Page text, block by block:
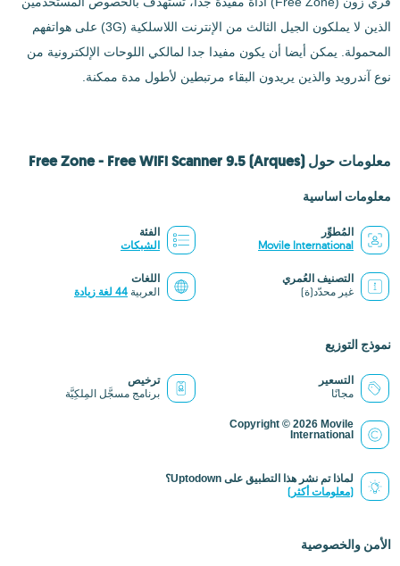
الذين لا يملكون الجيل الثالث من الإنترنت اللاسلكية (3G) على هواتفهم
المحمولة. يمكن أيضا أن يكون مفيدا جدا لمالكي اللوحات الإلكترونية من
نوع آندرويد والذين يريدون البقاء مرتبطين لأطول مدة ممكنة.
معلومات حول Free Zone - Free WiFi Scanner 9.5 (Arques)
معلومات اساسية
المُطوِّر
Movile International
الفئة
الشبكات
التصنيف العُمري
غير محدّد(ة)
اللغات
العربية 44 لغة زيادة
نموذج التوزيع
التسعير
مجانًا
ترخيص
برنامج مسجَّل المِلكِيَّة
Copyright © 2026 Movile
International
لماذا تم نشر هذا التطبيق على Uptodown؟
(معلومات أكثر)
الأمن والخصوصية